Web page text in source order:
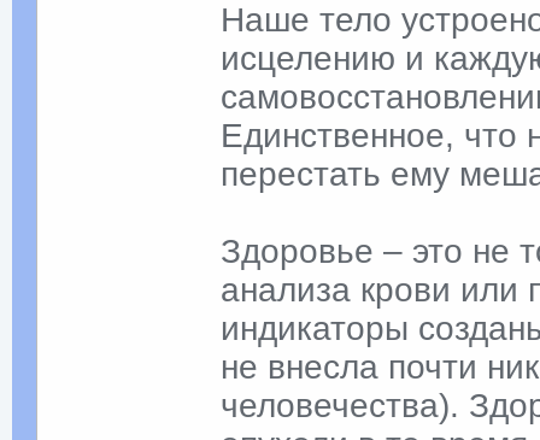
Наше тело
исцелению и
Единственное, что
перестать ему
Здоровье – это не
анализа крови или
индикаторы
не внесла почти
человечества).